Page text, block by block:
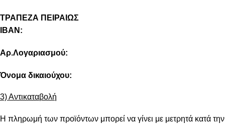
ΤΡΑΠΕΖΑ ΠΕΙΡΑΙΩΣ
IBAN:
Αρ.Λογαριασμού:
Όνομα δικαιούχου:
3) Αντικαταβολή
Η πληρωμή των προϊόντων μπορεί να γίνει με μετρητά κατά την